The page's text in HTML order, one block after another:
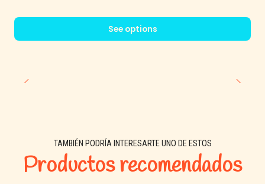
See options
TAMBIÉN PODRÍA INTERESARTE UNO DE ESTOS
Productos recomendados